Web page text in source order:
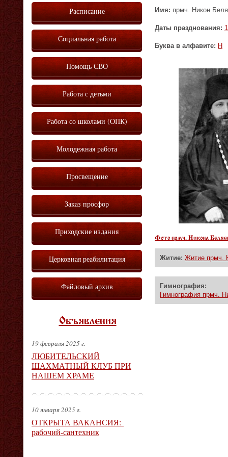
Имя: прмч. Никон
Даты празднования:
Буква в алфавите: Н
Фото прмч. Никона
Житие: Житие прмч.
Гимнография:
Гимнография прмч.
Расписание
Социальная работа
Помощь СВО
Работа с детьми
Работа со школами (ОПК)
Молодежная работа
Просвещение
Заказ просфор
Приходские издания
Церковная реабилитация
Файловый архив
Объявления
19 февраля 2025 г.
ЛЮБИТЕЛЬСКИЙ
ШАХМАТНЫЙ КЛУБ ПРИ
НАШЕМ ХРАМЕ
10 января 2025 г.
ОТКРЫТА ВАКАНСИЯ:
рабочий-сантехник